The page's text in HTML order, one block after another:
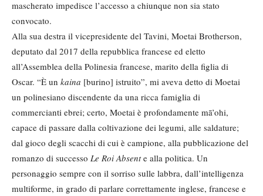
mascherato impedisce l’accesso a chiunque non sia stato
convocato.
Alla sua destra il vicepresidente del Tavini, Moetai Brotherson,
deputato dal 2017 della repubblica francese ed eletto
all’Assemblea della Polinesia francese, marito della figlia di
Oscar. “È un kaina [burino] istruito”, mi aveva detto di Moetai
un polinesiano discendente da una ricca famiglia di
commercianti ebrei; certo, Moetai è profondamente mā’ohi,
capace di passare dalla coltivazione dei legumi, alle saldature;
dal gioco degli scacchi di cui è campione, alla pubblicazione del
romanzo di successo Le Roi Absente alla politica. Un
personaggio sempre con il sorriso sulle labbra, dall’intelligenza
multiforme, in grado di parlare correttamente inglese, francese e